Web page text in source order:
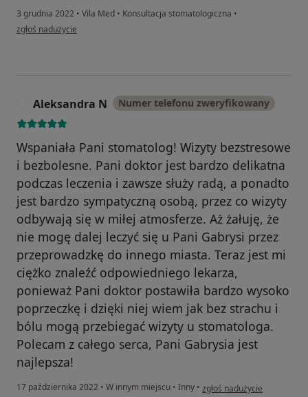
3 grudnia 2022 • Vila Med • Konsultacja stomatologiczna •
w opinii użytkownika A.S
zgłoś nadużycie
Aleksandra N Numer telefonu zweryfikowany
Wspaniała Pani stomatolog! Wizyty bezstresowe
i bezbolesne. Pani doktor jest bardzo delikatna
podczas leczenia i zawsze służy radą, a ponadto
jest bardzo sympatyczną osobą, przez co wizyty
odbywają się w miłej atmosferze. Aż żałuję, że
nie mogę dalej leczyć się u Pani Gabrysi przez
przeprowadzkę do innego miasta. Teraz jest mi
ciężko znaleźć odpowiedniego lekarza,
ponieważ Pani doktor postawiła bardzo wysoko
poprzeczkę i dzięki niej wiem jak bez strachu i
bólu mogą przebiegać wizyty u stomatologa.
Polecam z całego serca, Pani Gabrysia jest
najlepsza!
17 października 2022 • W innym miejscu • Inny • w opinii użytkownika
zgłoś nadużycie